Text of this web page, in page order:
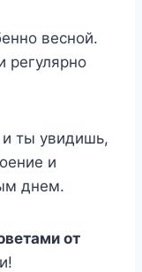
весной.
регулярно
ты увидишь,
и
днем.
от